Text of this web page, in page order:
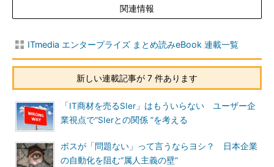
関連情報
ITmedia エンタープライズ まとめ読みeBook 連載一覧
新しい連載記事が 7 件あります
「IT商材を売るSIer」はもういらない ユーザー企
業視点で“SIerとの関係 ”を考える
ボスが「問題ない」って言うならヨシ？ 日本企業
の自動化を阻む“属人主義の壁”